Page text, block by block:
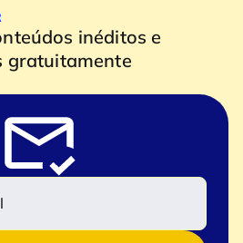
inéditos e
gratuitamente